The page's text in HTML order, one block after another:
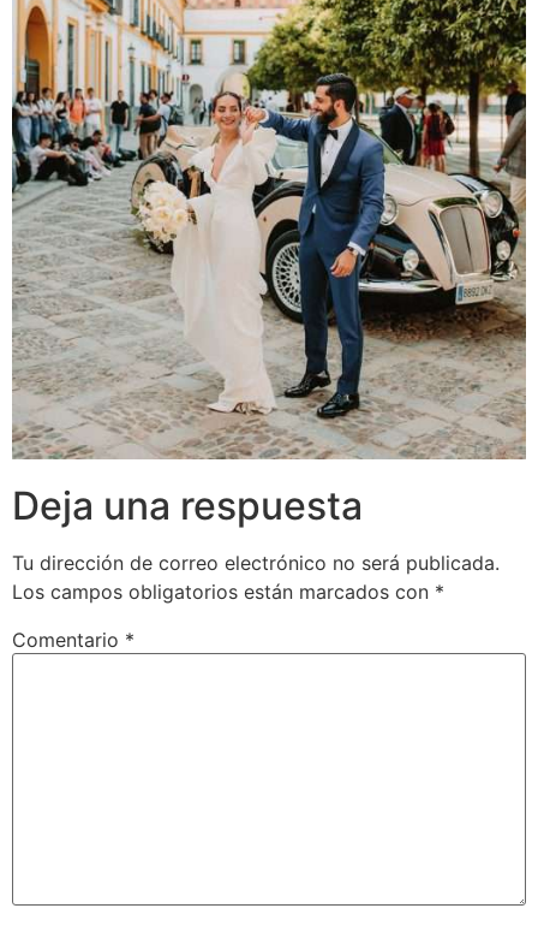
Deja una respuesta
Tu dirección de correo electrónico no será publicada.
Los campos obligatorios están marcados con *
Comentario *